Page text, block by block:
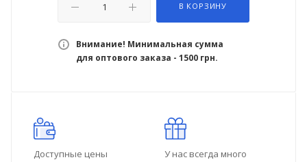
В КОРЗИНУ
Внимание! Минимальная сумма
для оптового заказа - 1500 грн.
Доступные цены
У нас всегда много